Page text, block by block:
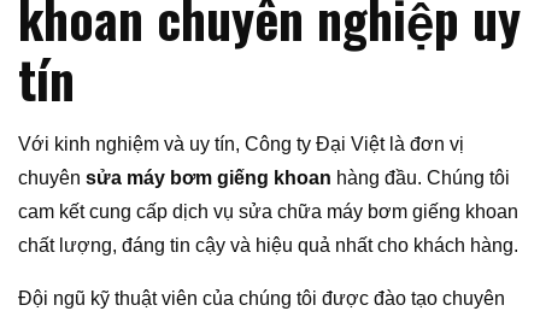
khoan chuyên nghiệp uy
tín
Với kinh nghiệm và uy tín, Công ty Đại Việt là đơn vị
chuyên sửa máy bơm giếng khoan hàng đầu. Chúng tôi
cam kết cung cấp dịch vụ sửa chữa máy bơm giếng khoan
chất lượng, đáng tin cậy và hiệu quả nhất cho khách hàng.
Đội ngũ kỹ thuật viên của chúng tôi được đào tạo chuyên